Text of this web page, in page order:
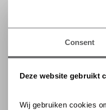
Consent
Deze website gebruikt
Wij gebruiken cookies